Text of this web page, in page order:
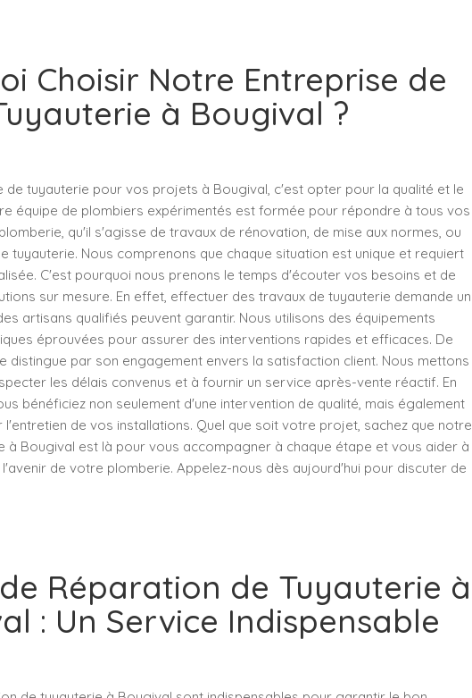
Choisir Notre Entreprise de
à Bougival ?
de tuyauterie pour vos projets à Bougival, c'est opter pour la qualité et le
équipe de plombiers expérimentés est formée pour répondre à tous vos
qu'il s'agisse de travaux de rénovation, de mise aux normes, ou
tuyauterie. Nous comprenons que chaque situation est unique et requiert
C'est pourquoi nous prenons le temps d'écouter vos besoins et de
sur mesure. En effet, effectuer des travaux de tuyauterie demande un
artisans qualifiés peuvent garantir. Nous utilisons des équipements
éprouvées pour assurer des interventions rapides et efficaces. De
distingue par son engagement envers la satisfaction client. Nous mettons
les délais convenus et à fournir un service après-vente réactif. En
bénéficiez non seulement d'une intervention de qualité, mais également
l'entretien de vos installations. Quel que soit votre projet, sachez que notre
à Bougival est là pour vous accompagner à chaque étape et vous aider à
de votre plomberie. Appelez-nous dès aujourd'hui pour discuter de
Réparation de Tuyauterie à
: Un Service Indispensable